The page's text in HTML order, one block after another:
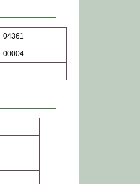
04361
00004